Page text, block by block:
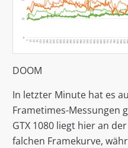
DOOM
In letzter Minute hat es
Frametimes-Messungen
GTX 1080 liegt hier an
falchen Framekurve,